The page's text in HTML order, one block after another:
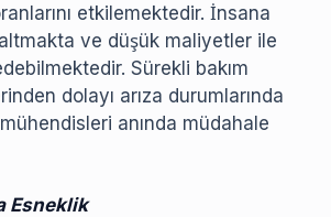
etkilemektedir. İnsana
ve düşük maliyetler ile
Sürekli bakım
dolayı arıza durumlarında
anında müdahale
Esneklik